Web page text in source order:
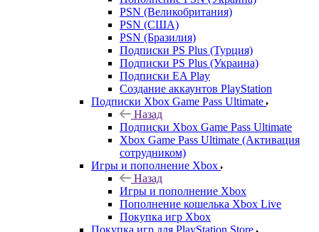
PSN (Великобритания)
PSN (США)
PSN (Бразилия)
Подписки PS Plus (Турция)
Подписки PS Plus (Украина)
Подписки EA Play
Создание аккаунтов PlayStation
Подписки Xbox Game Pass Ultimate
Назад
Подписки Xbox Game Pass Ultimate
Xbox Game Pass Ultimate (Активация
сотрудником)
Игры и пополнение Xbox
Назад
Игры и пополнение Xbox
Пополнение кошелька Xbox Live
Покупка игр Xbox
Покупка игр для PlayStation Store